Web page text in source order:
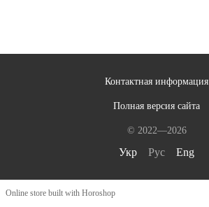
Контактная информация
Полная версия сайта
© 2022—2026
Укр Рус Eng
Online store built with Horoshop